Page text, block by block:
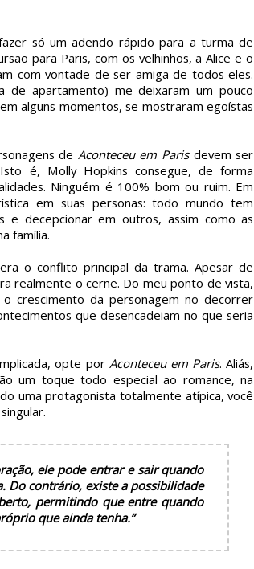
só um adendo rápido para a turma de
para Paris, com os velhinhos, a Alice e o
com vontade de ser amiga de todos eles.
de apartamento) me deixaram um pouco
alguns momentos, se mostraram egoístas
de Aconteceu em Parisdevem ser
é, Molly Hopkins consegue, de forma
Ninguém é 100% bom ou ruim. Em
em suas personas: todo mundo tem
decepcionar em outros, assim como as
família.
o conflito principal da trama. Apesar de
realmente o cerne. Do meu ponto de vista,
crescimento da personagem no decorrer
que desencadeiam no que seria
opte por Aconteceu em Paris. Aliás,
um toque todo especial ao romance, na
uma protagonista totalmente atípica, você
ele pode entrar e sair quando
Do contrário, existe a possibilidade
permitindo que entre quando
que ainda tenha.”